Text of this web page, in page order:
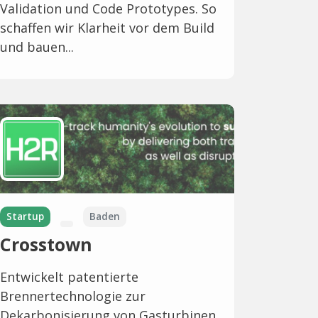
Validation und Code Prototypes. So
schaffen wir Klarheit vor dem Build
und bauen...
Startup Baden
Crosstown
Entwickelt patentierte
Brennertechnologie zur